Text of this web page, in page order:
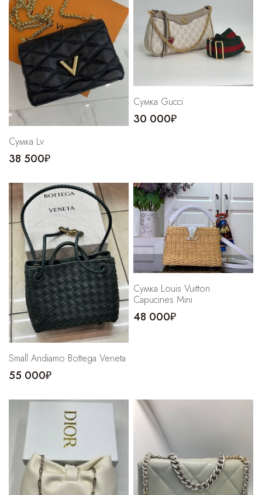
Сумка Lv
38 500₽
Сумка Gucci
30 000₽
Small Andiamo Bottega Veneta
55 000₽
Сумка Louis Vuitton
Capucines Mini
48 000₽
Cпортивные брюки
Комбинезоны